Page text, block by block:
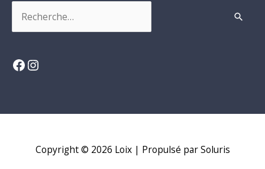
Facebook
Instagram
Copyright © 2026 Loix| Propulsé par Soluris